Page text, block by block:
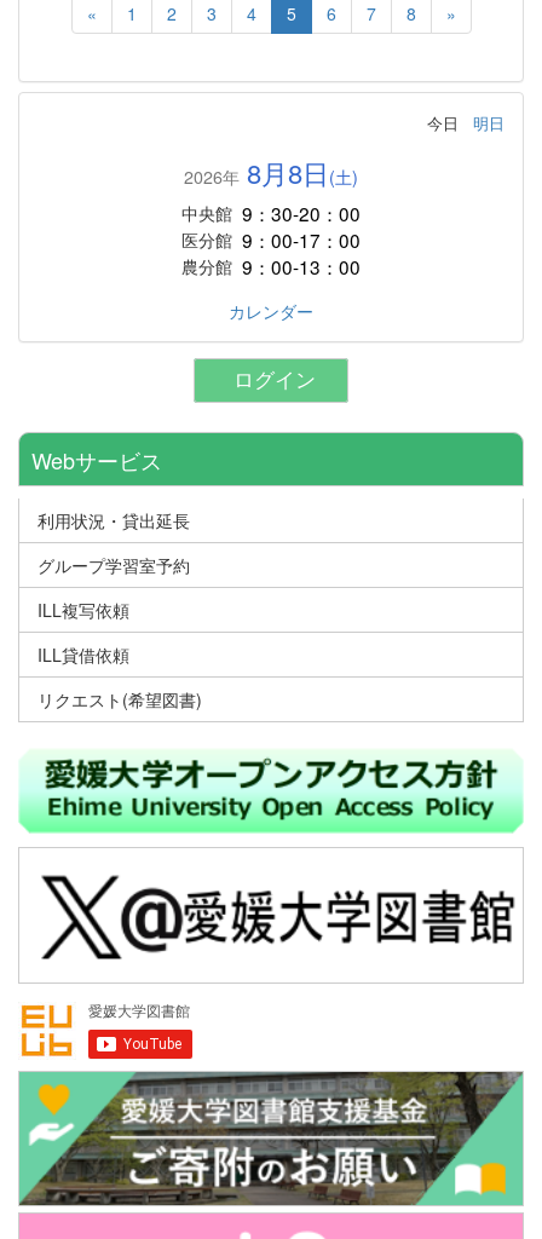
« 1 2 3 4 5 6 7 8 »
今日 明日
2026年 8月8日 (土)
中央館 9：30-20：00
医分館 9：00-17：00
農分館 9：00-13：00
カレンダー
ログイン
Webサービス
利用状況・貸出延長
グループ学習室予約
ILL複写依頼
ILL貸借依頼
リクエスト(希望図書)